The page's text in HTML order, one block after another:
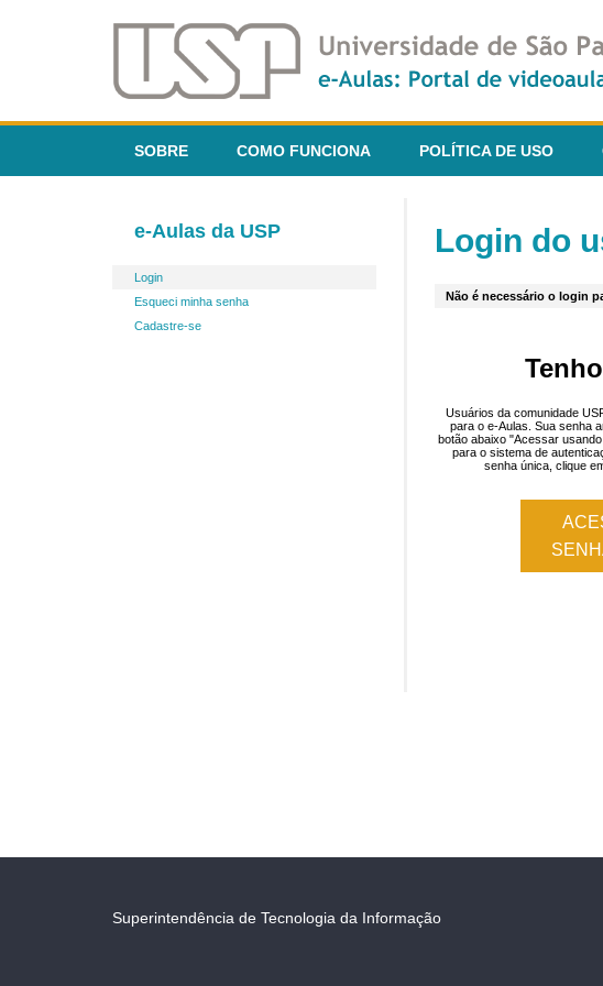
SOBRE COMO FUNCIONA POLÍTICA DE USO
e-Aulas da USP
Login
Esqueci minha senha
Cadastre-se
Login do
Não é necessário o login
Usuários da comunidade
para o e-Aulas. Sua senha
botão abaixo "Acessar
para o sistema de
senha única, clique
Superintendência de Tecnologia da Informação